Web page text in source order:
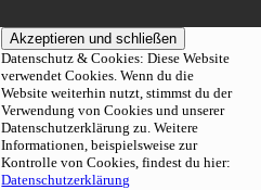
Datenschutz & Cookies: Diese Website
verwendet Cookies. Wenn du die
Website weiterhin nutzt, stimmst du der
Verwendung von Cookies und unserer
Datenschutzerklärung zu. Weitere
Informationen, beispielsweise zur
Kontrolle von Cookies, findest du hier:
Datenschutzerklärung